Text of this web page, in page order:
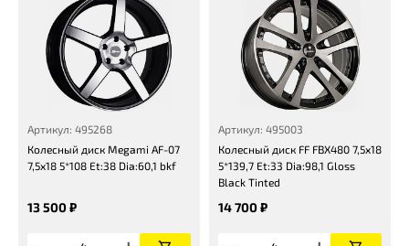
Артикул: 495268
Колесный диск Megami AF-07
7,5x18 5*108 Et:38 Dia:60,1 bkf
13 500 ₽
Артикул: 495003
Колесный диск FF FBX480 7,5x18
5*139,7 Et:33 Dia:98,1 Gloss
Black Tinted
14 700 ₽